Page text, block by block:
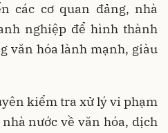
các cơ quan đảng, nhà
nghiệp để hình thành
văn hóa lành mạnh, giàu
kiểm tra xử lý vi phạm
nước về văn hóa, dịch